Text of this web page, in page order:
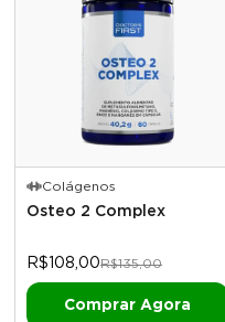
Colágenos
Osteo 2 Complex
R$108,00R$135,00